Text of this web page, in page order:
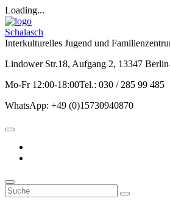
Loading...
Schalasch
Interkulturelles Jugend und
Lindower Str.18, Aufgang 2, 13347
Mo-Fr 12:00-18:00Tel.: 030 / 285 99 485
WhatsApp: +49 (0)15730940870